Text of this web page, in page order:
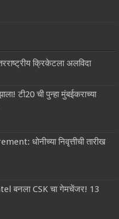
क्रिकेटला अलविदा
टी20 ची पुन्हा मुंबईकराच्या
धोनीच्या निवृत्तीची तारीख
बनला CSK चा गेमचेंजर! 13